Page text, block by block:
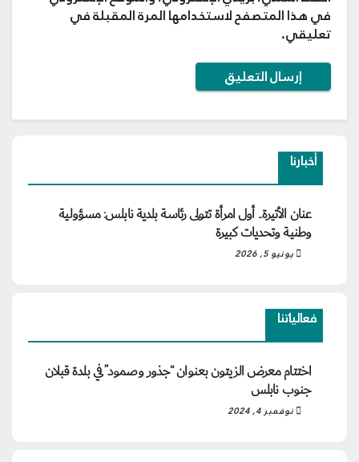
في هذا المتصفح لاستخدامها المرة المقبلة في
تعليقي.
أخبارنا
عنان الأتيرة.. أول امرأة تتولى رئاسة بلدية نابلس: مسؤولية
وطنية وتحديات كبيرة
يونيو 5, 2026
فعالياتنا
اختتام معرض الزيتون بعنوان “جذور وصمود” في بلدة قبلان
جنوب نابلس
نوفمبر 4, 2024